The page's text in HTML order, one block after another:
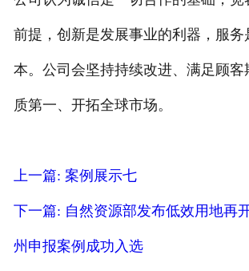
前提，创新是发展事业的利器，服务
本。公司会坚持持续改进、满足顾客
质第一、开拓全球市场。
上一篇: 案例展示七
下一篇: 自然资源部发布低效用地再
州申报案例成功入选